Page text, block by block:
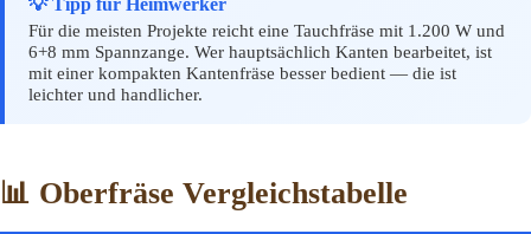
Für die meisten Projekte reicht eine Tauchfräse mit 1.200 W und
6+8 mm Spannzange. Wer hauptsächlich Kanten bearbeitet, ist
mit einer kompakten Kantenfräse besser bedient — die ist
leichter und handlicher.
📊 Oberfräse Vergleichstabelle